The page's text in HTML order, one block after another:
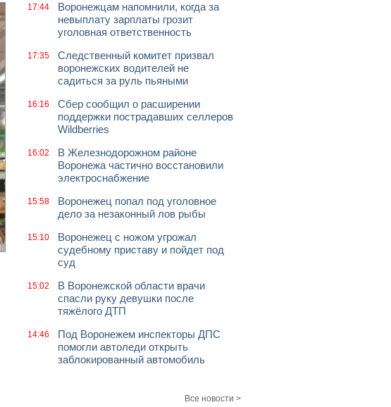
17:44
Воронежцам напомнили, когда за
невыплату зарплаты грозит
уголовная ответственность
17:35
Следственный комитет призвал
воронежских водителей не
садиться за руль пьяными
16:16
Сбер сообщил о расширении
поддержки пострадавших селлеров
Wildberries
16:02
В Железнодорожном районе
Воронежа частично восстановили
электроснабжение
15:58
Воронежец попал под уголовное
дело за незаконный лов рыбы
15:10
Воронежец с ножом угрожал
судебному приставу и пойдет под
суд
15:02
В Воронежской области врачи
спасли руку девушки после
тяжёлого ДТП
14:46
Под Воронежем инспекторы ДПС
помогли автоледи открыть
заблокированный автомобиль
Все новости >